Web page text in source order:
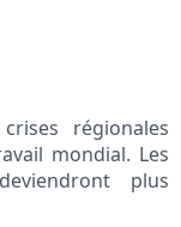
régionales
mondial. Les
plus